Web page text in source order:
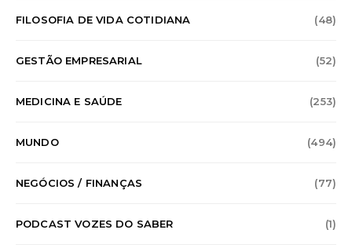
FILOSOFIA DE VIDA COTIDIANA (48)
GESTÃO EMPRESARIAL (52)
MEDICINA E SAÚDE (253)
MUNDO (494)
NEGÓCIOS / FINANÇAS (77)
PODCAST VOZES DO SABER (1)